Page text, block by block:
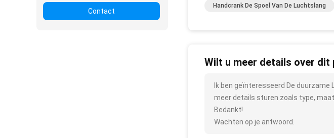
Contact
Handcrank De Spoel Van De Luchtslang
Wilt u meer details over dit
Ik ben geïnteresseerd De
meer details sturen zoals type,
Bedankt!
Wachten op je antwoord.